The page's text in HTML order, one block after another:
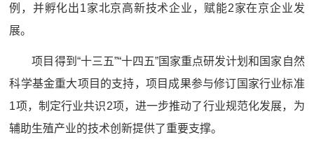
例，并孵化出1家北京高新技术企业，赋能2家在京企业发
展。
项目得到“十三五”“十四五”国家重点研发计划和国家自然
科学基金重大项目的支持，项目成果参与修订国家行业标准
1项，制定行业共识2项，进一步推动了行业规范化发展，为
辅助生殖产业的技术创新提供了重要支撑。